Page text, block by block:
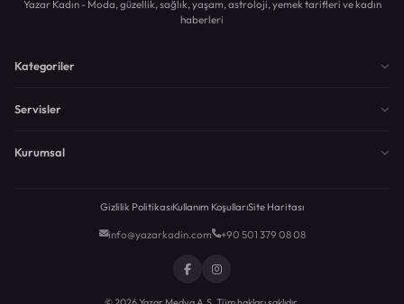
Yazar Kadın - Moda, güzellik, sağlık, yaşam, astroloji, yemek tarifleri ve kadın
haberleri
Kategoriler
Servisler
Kurumsal
Gizlilik PolitikasıKullanım KoşullarıSite Haritası
info@yazarkadin.com +90 501 379 08 08